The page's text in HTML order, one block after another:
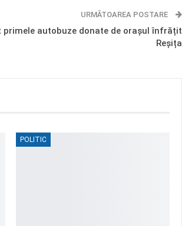
URMĂTOAREA POSTARE
primele autobuze donate de orașul înfrățit
Reșița
POLITIC